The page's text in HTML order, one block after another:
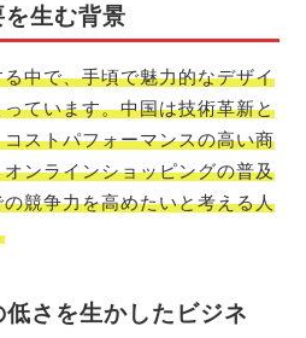
生む背景
中で、手頃で魅力的なデザイ
ています。中国は技術革新と
ストパフォーマンスの高い商
ンラインショッピングの普及
競争力を高めたいと考える人
さを生かしたビジネ